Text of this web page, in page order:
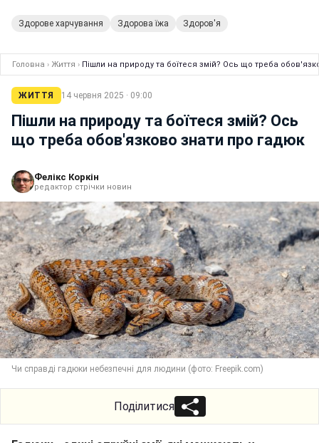
Здорове харчування Здорова їжа Здоров'я
Головна › Життя › Пішли на природу та боїтеся змій? Ось що треба
ЖИТТЯ 14 червня 2025 · 09:00
Пішли на природу та боїтеся змій? Ось
що треба обов'язково знати про гадюк
Фелікс Коркін
редактор стрічки новин
Чи справді гадюки небезпечні для людини (фото: Freepik.com)
Поділитися